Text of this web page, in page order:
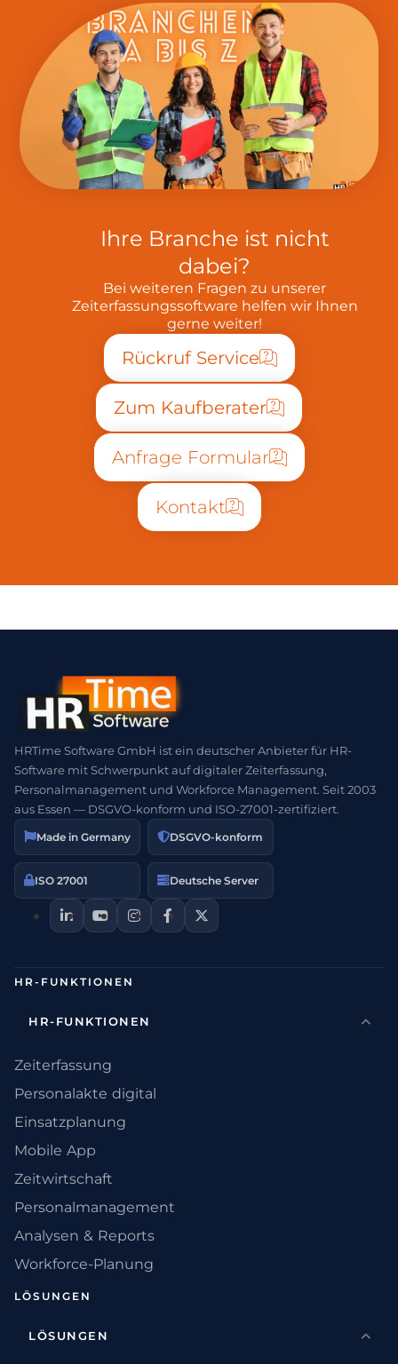
Ihre Branche ist nicht
dabei?
Bei weiteren Fragen zu unserer
Zeiterfassungssoftware helfen wir Ihnen
gerne weiter!
Rückruf Service
Zum Kaufberater
Anfrage Formular
Kontakt
HRTime Software GmbH ist ein deutscher Anbieter für HR-
Software mit Schwerpunkt auf digitaler Zeiterfassung,
Personalmanagement und Workforce Management. Seit 2003
aus Essen — DSGVO-konform und ISO-27001-zertifiziert.
Made in Germany DSGVO-konform
ISO 27001 Deutsche Server
HR-FUNKTIONEN
HR-FUNKTIONEN
Zeiterfassung
Personalakte digital
Einsatzplanung
Mobile App
Zeitwirtschaft
Personalmanagement
Analysen & Reports
Workforce-Planung
LÖSUNGEN
LÖSUNGEN